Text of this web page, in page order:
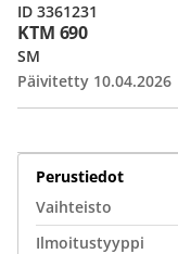
KTM 690
SM
Päivitetty 10.04.2026
ID 3361231
Perustiedot
Vaihteisto
Ilmoitustyyppi